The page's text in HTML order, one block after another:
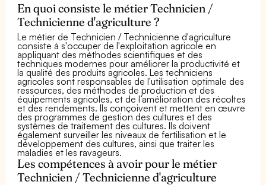
En quoi consiste le métier Technicien /
Technicienne d'agriculture ?
Le métier de Technicien / Technicienne d'agriculture
consiste à s'occuper de l'exploitation agricole en
appliquant des méthodes scientifiques et des
techniques modernes pour améliorer la productivité et
la qualité des produits agricoles. Les techniciens
agricoles sont responsables de l'utilisation optimale des
ressources, des méthodes de production et des
équipements agricoles, et de l’amélioration des récoltes
et des rendements. Ils conçoivent et mettent en œuvre
des programmes de gestion des cultures et des
systèmes de traitement des cultures. Ils doivent
également surveiller les niveaux de fertilisation et le
développement des cultures, ainsi que traiter les
maladies et les ravageurs.
Les compétences à avoir pour le métier
Technicien / Technicienne d'agriculture